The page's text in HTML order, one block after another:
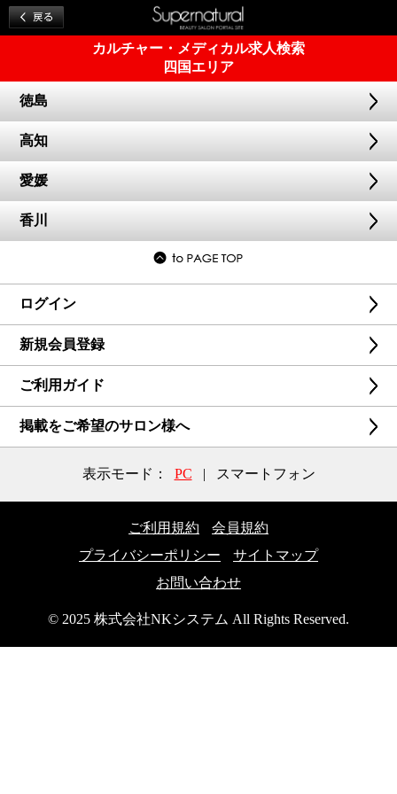
カルチャー・メディカル求人検索
四国エリア
徳島
高知
愛媛
香川
ログイン
新規会員登録
ご利用ガイド
掲載をご希望のサロン様へ
表示モード： PC | スマートフォン
ご利用規約
会員規約
プライバシーポリシー
サイトマップ
お問い合わせ
© 2025 株式会社NKシステム All Rights Reserved.